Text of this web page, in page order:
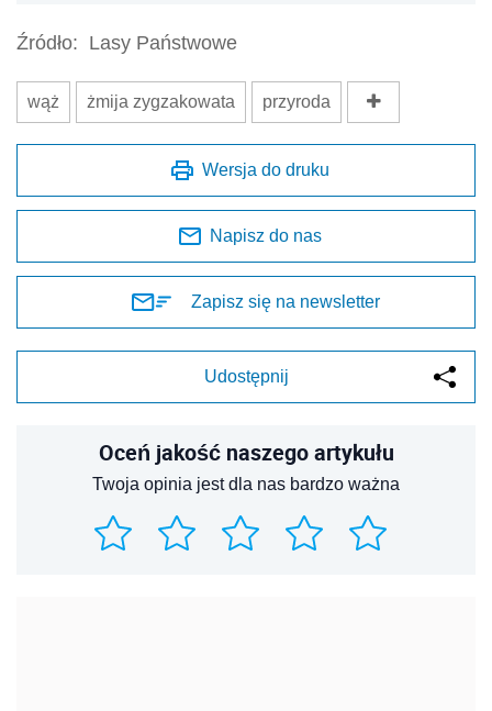
Źródło: Lasy Państwowe
wąż żmija zygzakowata przyroda
Wersja do druku
Napisz do nas
Zapisz się na newsletter
Udostępnij
Oceń jakość naszego artykułu
Twoja opinia jest dla nas bardzo ważna